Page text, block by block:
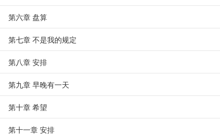
第六章 盘算
第七章 不是我的规定
第八章 安排
第九章 早晚有一天
第十章 希望
第十一章 安排